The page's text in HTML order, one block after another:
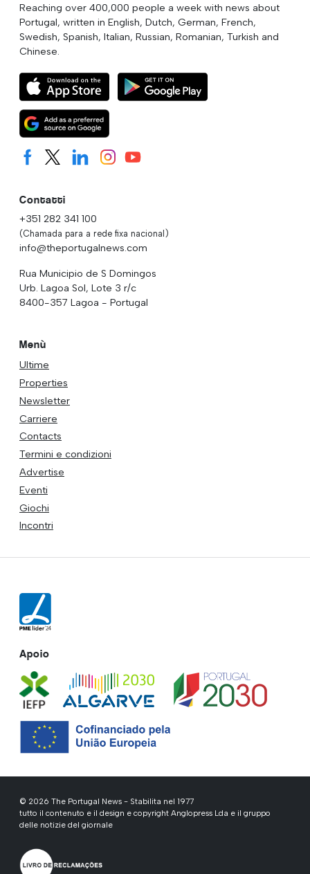
Reaching over 400,000 people a week with news about
Portugal, written in English, Dutch, German, French,
Swedish, Spanish, Italian, Russian, Romanian, Turkish and
Chinese.
Contatti
+351 282 341 100
(Chamada para a rede fixa nacional)
info@theportugalnews.com
Rua Municipio de S Domingos
Urb. Lagoa Sol, Lote 3 r/c
8400-357 Lagoa - Portugal
Menù
Ultime
Properties
Newsletter
Carriere
Contacts
Termini e condizioni
Advertise
Eventi
Giochi
Incontri
Apoio
© 2026 The Portugal News - Stabilita nel 1977
tutto il contenuto e il design e copyright Anglopress Lda e il gruppo
delle notizie del giornale